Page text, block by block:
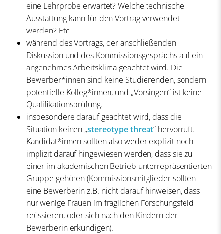
eine Lehrprobe erwartet? Welche technische
Ausstattung kann für den Vortrag verwendet
werden? Etc.
während des Vortrags, der anschließenden
Diskussion und des Kommissionsgesprächs auf ein
angenehmes Arbeitsklima geachtet wird. Die
Bewerber*innen sind keine Studierenden, sondern
potentielle Kolleg*innen, und „Vorsingen“ ist keine
Qualifikationsprüfung.
insbesondere darauf geachtet wird, dass die
Situation keinen „stereotype threat“ hervorruft.
Kandidat*innen sollten also weder explizit noch
implizit darauf hingewiesen werden, dass sie zu
einer im akademischen Betrieb unterrepräsentierten
Gruppe gehören (Kommissionsmitglieder sollten
eine Bewerberin z.B. nicht darauf hinweisen, dass
nur wenige Frauen im fraglichen Forschungsfeld
reüssieren, oder sich nach den Kindern der
Bewerberin erkundigen).